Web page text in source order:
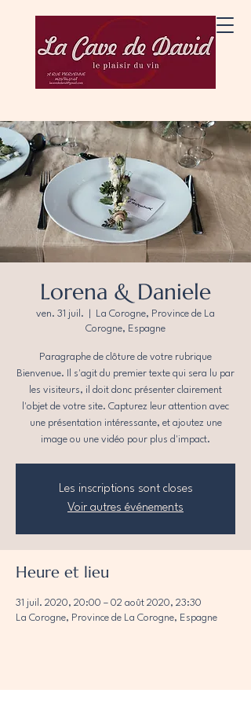
Lorena & Daniele
ven. 31 juil.
La Corogne, Province de La
Corogne, Espagne
Paragraphe de clôture de votre rubrique
Bienvenue. Il s'agit du premier texte qui sera lu par
les visiteurs, il doit donc présenter clairement
l'objet de votre site. Capturez leur attention avec
une présentation intéressante, et ajoutez une
image ou une vidéo pour plus d'impact.
Les inscriptions sont closes
Voir autres événements
Heure et lieu
31 juil. 2020, 20:00 – 02 août 2020, 23:30
La Corogne, Province de La Corogne, Espagne